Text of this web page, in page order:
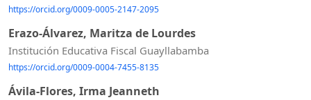
https://orcid.org/0009-0005-2147-2095
Erazo-Álvarez, Maritza de Lourdes
Institución Educativa Fiscal Guayllabamba
https://orcid.org/0009-0004-7455-8135
Ávila-Flores, Irma Jeanneth